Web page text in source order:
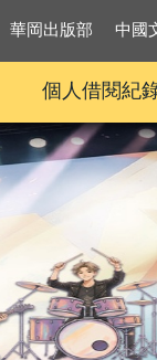
華岡出版部 中國
個人借閱紀